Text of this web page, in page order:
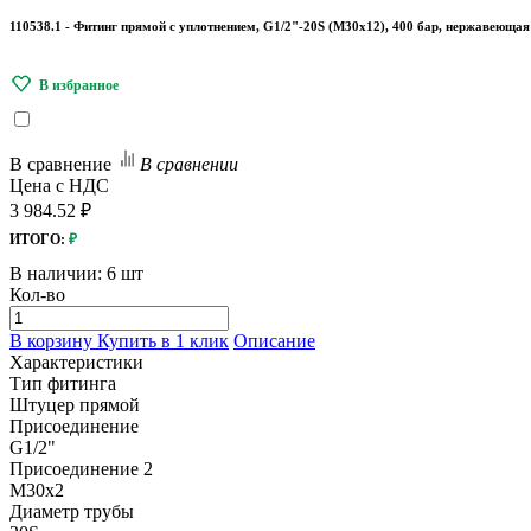
110538.1 - Фитинг прямой с уплотнением, G1/2"-20S (М30х12), 400 бар, нержавеющая
В сравнение
В сравнении
Цена с НДС
3 984.52 ₽
ИТОГО: ₽
В наличии: 6 шт
Кол-во
В корзину Купить в 1 клик Описание
Характеристики
Тип фитинга
Штуцер прямой
Присоединение
G1/2"
Присоединение 2
M30x2
Диаметр трубы